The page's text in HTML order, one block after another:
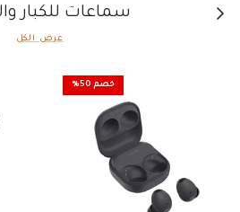
السابق سماعات للكبار
عرض الكل
خصم 50%